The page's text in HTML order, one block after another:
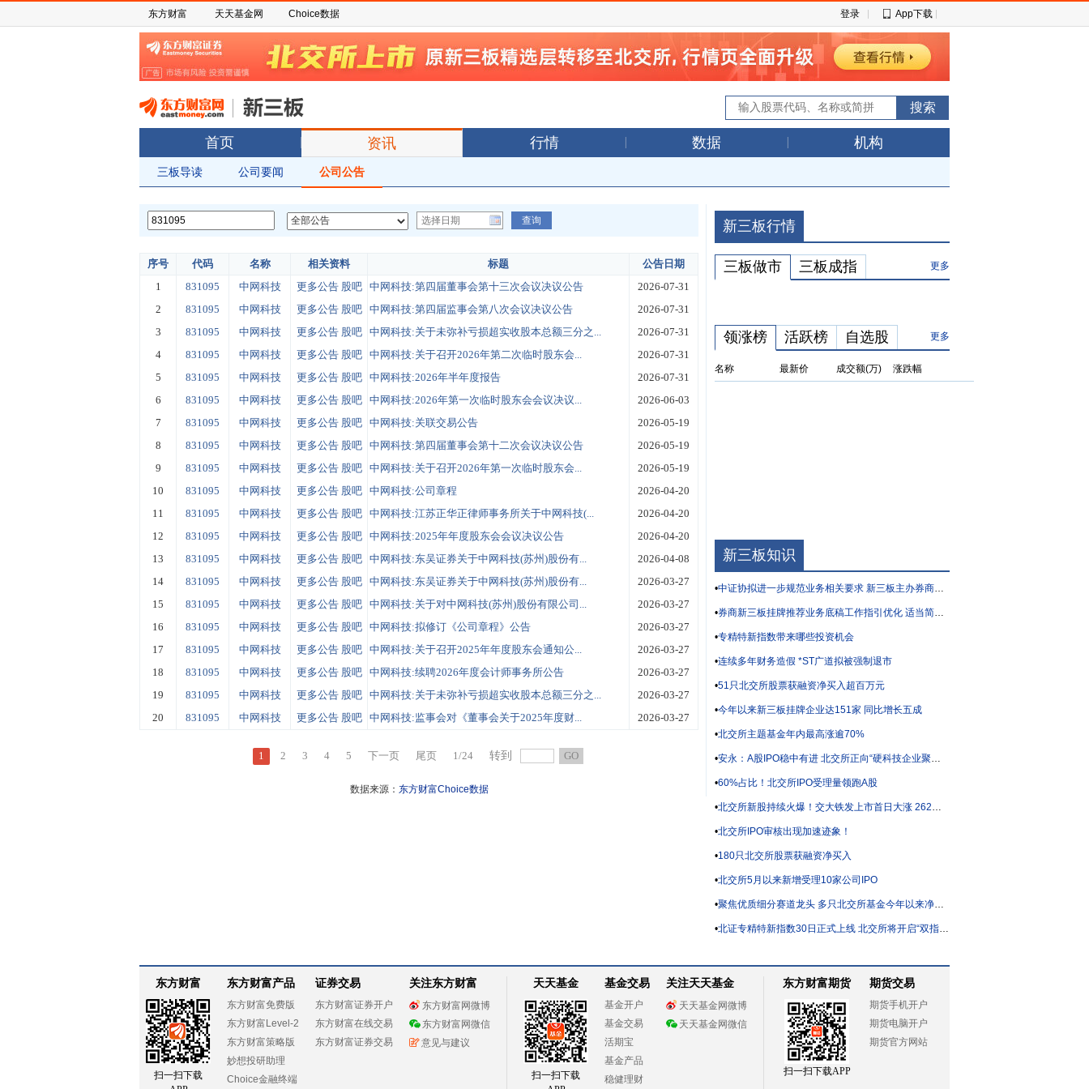
东方财富 天天基金网 Choice数据 登录 App下载
首页 资讯 行情 数据 机构
三板导读 公司要闻 公司公告
序号 代码 名称 相关资料 标题
公告日期
1
831095 中网科技 更多公告 股吧 中网科技:第四届董事会第十三次会议决议公告
2026-07-31
2
831095 中网科技 更多公告 股吧 中网科技:第四届监事会第八次会议决议公告
2026-07-31
3
831095 中网科技 更多公告 股吧 中网科技:关于未弥补亏损超实收股本总额三分之...
2026-07-31
4
831095 中网科技 更多公告 股吧 中网科技:关于召开2026年第二次临时股东会...
2026-07-31
5
831095 中网科技 更多公告 股吧 中网科技:2026年半年度报告
2026-07-31
6
831095 中网科技 更多公告 股吧 中网科技:2026年第一次临时股东会会议决议...
2026-06-03
7
831095 中网科技 更多公告 股吧 中网科技:关联交易公告
2026-05-19
8
831095 中网科技 更多公告 股吧 中网科技:第四届董事会第十二次会议决议公告
2026-05-19
9
831095 中网科技 更多公告 股吧 中网科技:关于召开2026年第一次临时股东会...
2026-05-19
10
831095 中网科技 更多公告 股吧 中网科技:公司章程
2026-04-20
11
831095 中网科技 更多公告 股吧 中网科技:江苏正华正律师事务所关于中网科技(...
2026-04-20
12
831095 中网科技 更多公告 股吧 中网科技:2025年年度股东会会议决议公告
2026-04-20
13
831095 中网科技 更多公告 股吧 中网科技:东吴证券关于中网科技(苏州)股份有...
2026-04-08
14
831095 中网科技 更多公告 股吧 中网科技:东吴证券关于中网科技(苏州)股份有...
2026-03-27
15
831095 中网科技 更多公告 股吧 中网科技:关于对中网科技(苏州)股份有限公司...
2026-03-27
16
831095 中网科技 更多公告 股吧 中网科技:拟修订《公司章程》公告
2026-03-27
17
831095 中网科技 更多公告 股吧 中网科技:关于召开2025年年度股东会通知公...
2026-03-27
18
831095 中网科技 更多公告 股吧 中网科技:续聘2026年度会计师事务所公告
2026-03-27
19
831095 中网科技 更多公告 股吧 中网科技:关于未弥补亏损超实收股本总额三分之...
2026-03-27
20
831095 中网科技 更多公告 股吧 中网科技:监事会对《董事会关于2025年度财... 2026-03-27
1 2 3 4 5 下一页 尾页 1/24 转到 GO
数据来源： 东方财富Choice数据
新三板行情
三板做市 三板成指 更多
领涨榜 活跃榜 自选股 更多
名称 最新价 成交额(万) 涨跌幅
新三板知识
•中证协拟进一步规范业务相关要求 新三板主办券商执业质量有望“再升级”
•券商新三板挂牌推荐业务底稿工作指引优化 适当简化部分要求
•专精特新指数带来哪些投资机会
•连续多年财务造假 *ST广道拟被强制退市
•51只北交所股票获融资净买入超百万元
•今年以来新三板挂牌企业达151家 同比增长五成
•北交所主题基金年内最高涨逾70%
•安永：A股IPO稳中有进 北交所正向“硬科技企业聚集地”加速转型
•60%占比！北交所IPO受理量领跑A股
•北交所新股持续火爆！交大铁发上市首日大涨 262%！
•北交所IPO审核出现加速迹象！
•180只北交所股票获融资净买入
•北交所5月以来新增受理10家公司IPO
•聚焦优质细分赛道龙头 多只北交所基金今年以来净值涨逾40%
•北证专精特新指数30日正式上线 北交所将开启“双指数”时代
东方财富
扫一扫下载
东方财富产品
东方财富免费版
东方财富Level-2
东方财富策略版
妙想投研助理
Choice金融终端
证券交易
东方财富证券开户
东方财富在线交易
东方财富证券交易
关注东方财富
东方财富网微博
东方财富网微信
意见与建议
天天基金
扫一扫下载
基金交易
基金开户
基金交易
活期宝
基金产品
稳健理财
关注天天基金
天天基金网微博
天天基金网微信
东方财富期货
扫一扫下载APP
期货交易
期货手机开户
期货电脑开户
期货官方网站